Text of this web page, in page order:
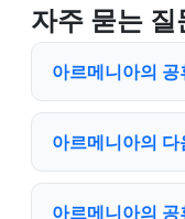
자주 묻는 질
아르메니아의
아르메니아의
아르메니아의